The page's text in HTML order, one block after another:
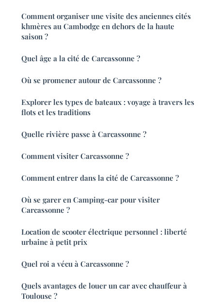
Comment organiser une visite des anciennes cités
khmères au Cambodge en dehors de la haute
saison ?
Quel âge a la cité de Carcassonne ?
Où se promener autour de Carcassonne ?
Explorer les types de bateaux : voyage à travers les
flots et les traditions
Quelle rivière passe à Carcassonne ?
Comment visiter Carcassonne ?
Comment entrer dans la cité de Carcassonne ?
Où se garer en Camping-car pour visiter
Carcassonne ?
Location de scooter électrique personnel : liberté
urbaine à petit prix
Quel roi a vécu à Carcassonne ?
Quels avantages de louer un car avec chauffeur à
Toulouse ?